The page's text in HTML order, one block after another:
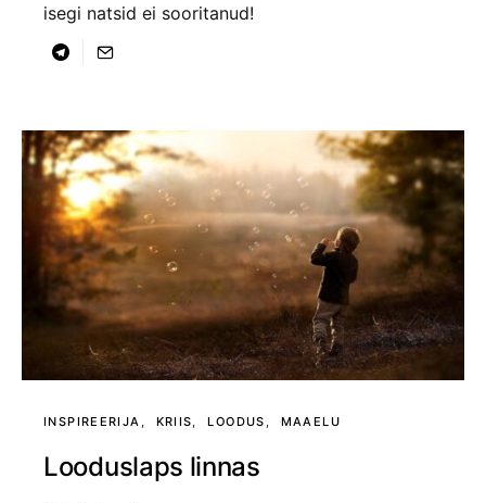
isegi natsid ei sooritanud!
INSPIREERIJA KRIIS LOODUS MAAELU
Looduslaps linnas